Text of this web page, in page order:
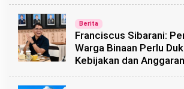
Berita
Franciscus Sibarani:
Warga Binaan Perlu
Kebijakan dan